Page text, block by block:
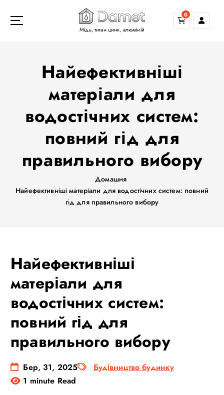
Мідь, титан цинк, алюміній
0
Найефективніші
матеріали для
водостічних систем:
повний гід для
правильного вибору
Домашня
Найефективніші матеріали для водостічних систем: повний
гід для правильного вибору
Найефективніші
матеріали для
водостічних систем:
повний гід для
правильного вибору
Бер, 31, 2025
Будівництво будинку
1 minute Read